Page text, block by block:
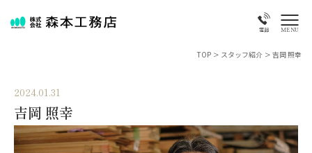
電話 MENU
TOP > スタッフ紹介 > 吉岡 照幸
2024.01.31
吉岡 照幸